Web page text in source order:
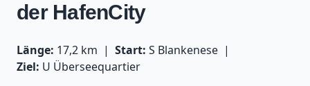
der HafenCity
Länge: 17,2 km Start: S Blankenese
Ziel: U Überseequartier